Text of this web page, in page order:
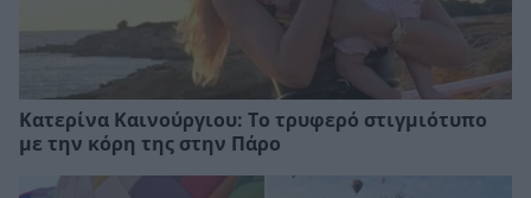
Κατερίνα Καινούργιου: Το τρυφερό στιγμιότυπο
με την κόρη της στην Πάρο